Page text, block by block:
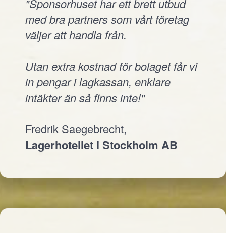
"Sponsorhuset har ett brett utbud
med bra partners som vårt företag
väljer att handla från.
Utan extra kostnad för bolaget får vi
in pengar i lagkassan, enklare
intäkter än så finns inte!"
Fredrik Saegebrecht,
Lagerhotellet i Stockholm AB